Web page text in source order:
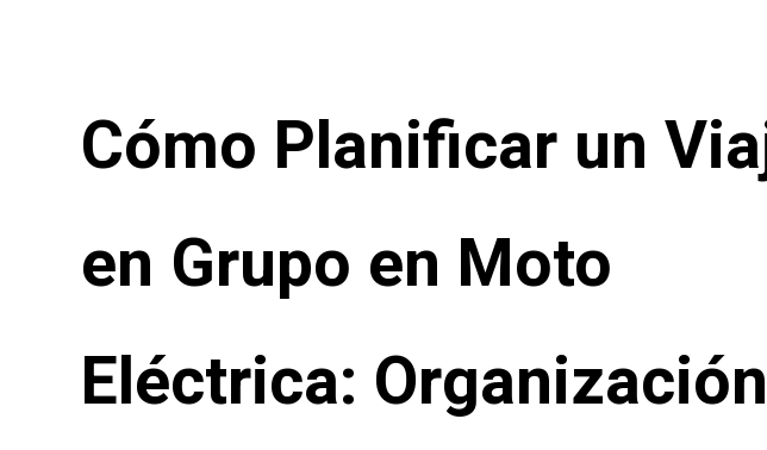
Cómo Planificar un
en Grupo en Moto
Eléctrica: